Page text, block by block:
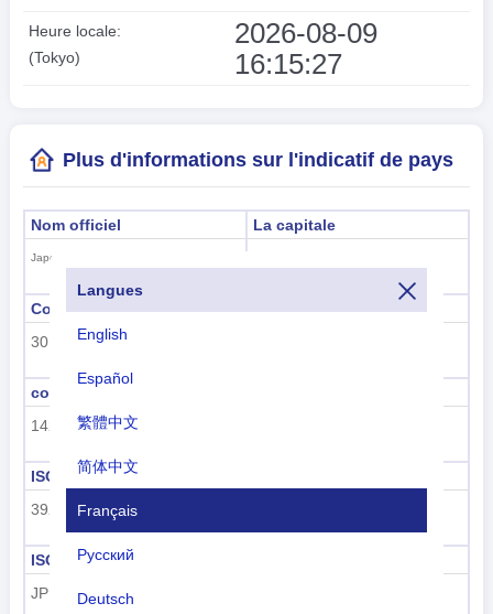
Langues
English
Español
繁體中文
简体中文
Français
Русский
Deutsch
Heure locale:
(Tokyo)
2026-08-09
16:15:27
Plus d'informations sur l'indicatif de pays
Nom officiel
Japon
La capitale
Code de sous-région
30
Nom de la sous-région
code de région
142
ISO 3166-1 numérique
392
ISO 3166-1-Alpha-3
JPN